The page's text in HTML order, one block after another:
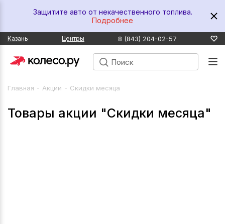
Защитите авто от некачественного топлива.
Подробнее
Казань Центры 8 (843) 204-02-57
Главная - Акции - Скидки месяца
Товары акции "Скидки месяца"